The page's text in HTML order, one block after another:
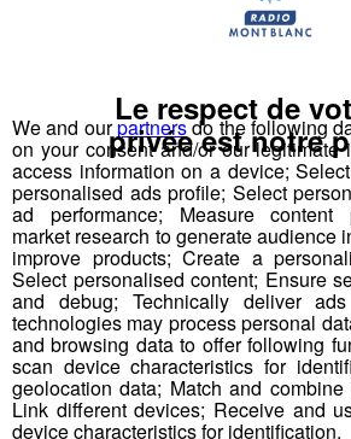
Pour la version hivernale, c'est un
Partager sur
Partager sur
We and ourpartnersdo the following
on your consent and/or our legitimate
access information on a device;
personalised ads profile; Select
ad performance; Measure content
market research to generate audience
improve products; Create a
Select personalised content; Ensure
and debug; Technically deliver
technologies may process personal
and browsing data to offer following
scan device characteristics for
geolocation data; Match and
Link different devices; Receive and
device characteristics for identification.
Le respect de
privée est notre